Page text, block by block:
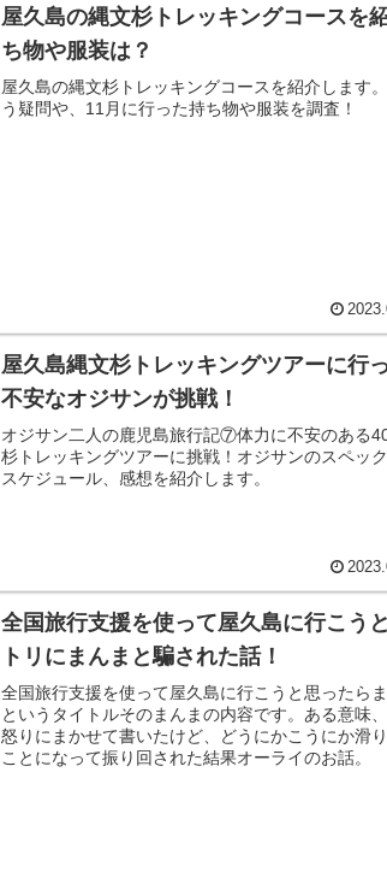
屋久島の縄文杉トレッキングコースを
ち物や服装は？
屋久島の縄文杉トレッキングコースを紹介します
う疑問や、11月に行った持ち物や服装を調査！
屋久島縄文杉トレッキングツアーに行
不安なオジサンが挑戦！
オジサン二人の鹿児島旅行記⑦体力に不安のある
杉トレッキングツアーに挑戦！オジサンのスペッ
スケジュール、感想を紹介します。
全国旅行支援を使って屋久島に行こう
トリにまんまと騙された話！
全国旅行支援を使って屋久島に行こうと思ったら
というタイトルそのまんまの内容です。ある意味
怒りにまかせて書いたけど、どうにかこうにか滑
ことになって振り回された結果オーライのお話。